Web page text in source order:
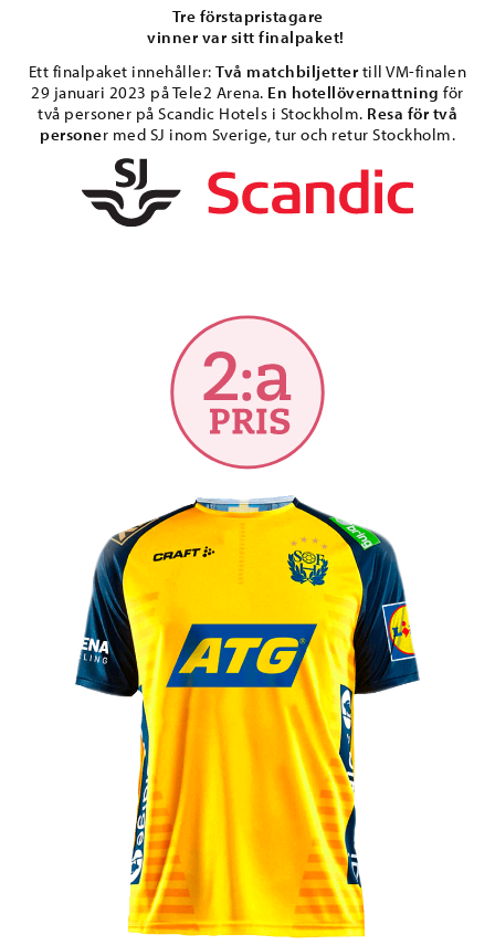
Tre förstapristagare
vinner var sitt finalpaket!
Ett finalpaket innehåller:Två matchbiljetter till VM-finalen
29 januari 2023 på Tele2 Arena. En hotellövernattning för
två personer på Scandic Hotels i Stockholm. Resa för två
personer med SJ inom Sverige, tur och retur Stockholm.